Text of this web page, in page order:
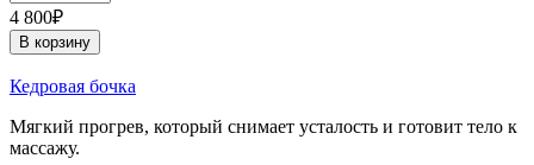
4 800₽
В корзину
Кедровая бочка
Мягкий прогрев, который снимает усталость и готовит тело к
массажу.